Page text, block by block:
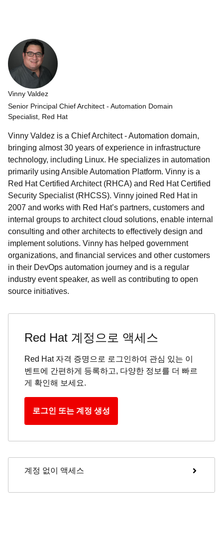
Vinny Valdez
Senior Principal Chief Architect - Automation Domain
Specialist, Red Hat
Vinny Valdez is a Chief Architect - Automation domain,
bringing almost 30 years of experience in infrastructure
technology, including Linux. He specializes in automation
primarily using Ansible Automation Platform. Vinny is a
Red Hat Certified Architect (RHCA) and Red Hat Certified
Security Specialist (RHCSS). Vinny joined Red Hat in
2007 and works with Red Hat’s partners, customers and
internal groups to architect cloud solutions, enable internal
consulting and other architects to effectively design and
implement solutions. Vinny has helped government
organizations, and financial services and other customers
in their DevOps automation journey and is a regular
industry event speaker, as well as contributing to open
source initiatives.
Red Hat 계정으로 액세스
Red Hat 자격 증명으로 로그인하여 관심 있는 이
벤트에 간편하게 등록하고, 다양한 정보를 더 빠르
게 확인해 보세요.
로그인 또는 계정 생성
계정 없이 액세스